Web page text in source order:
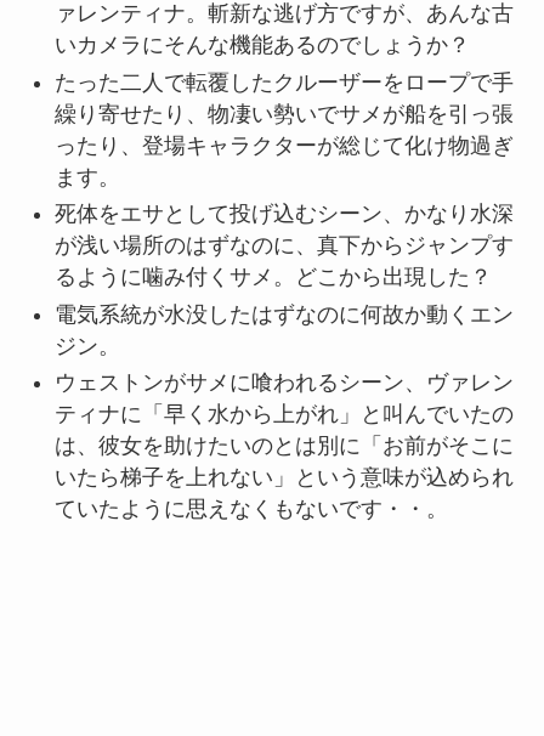
ァレンティナ。斬新な逃げ方ですが、あんな古
いカメラにそんな機能あるのでしょうか？
たった二人で転覆したクルーザーをロープで手
繰り寄せたり、物凄い勢いでサメが船を引っ張
ったり、登場キャラクターが総じて化け物過ぎ
ます。
死体をエサとして投げ込むシーン、かなり水深
が浅い場所のはずなのに、真下からジャンプす
るように噛み付くサメ。どこから出現した？
電気系統が水没したはずなのに何故か動くエン
ジン。
ウェストンがサメに喰われるシーン、ヴァレン
ティナに「早く水から上がれ」と叫んでいたの
は、彼女を助けたいのとは別に「お前がそこに
いたら梯子を上れない」という意味が込められ
ていたように思えなくもないです・・。